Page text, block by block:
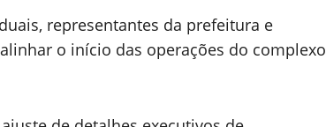
representantes da prefeitura e
o início das operações do complexo